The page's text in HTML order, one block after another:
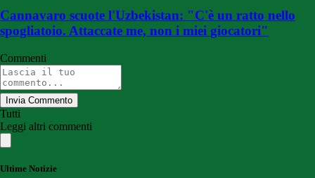
Cannavaro scuote l'Uzbekistan: "C'è un ratto nello
spogliatoio. Attaccate me, non i miei giocatori"
Commenti
Invia Commento
Tutti
Leggi altri commenti
Ultime Notizie